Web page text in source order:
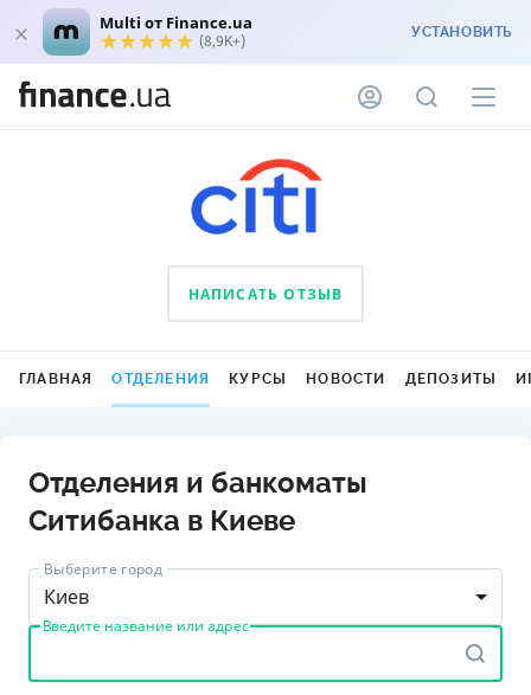
Multi от Finance.ua
(8,9K+) УСТАНОВИТЬ
НАПИСАТЬ ОТЗЫВ
ГЛАВНАЯ ОТДЕЛЕНИЯ КУРСЫ НОВОСТИ ДЕПОЗИТЫ
Отделения и банкоматы
Ситибанка в Киеве
Выберите город
Киев
Введите название или адрес